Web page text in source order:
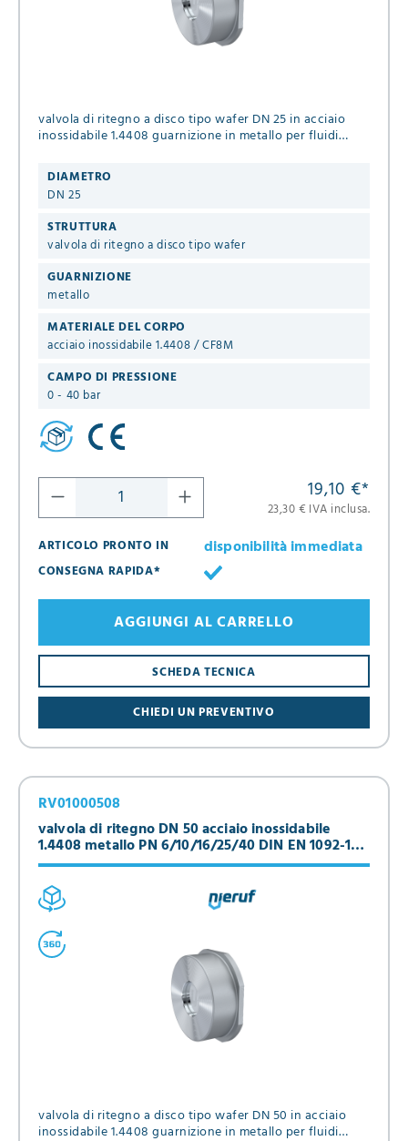
valvola di ritegno a disco tipo wafer DN 25 in acciaio
inossidabile 1.4408 guarnizione in metallo per fluidi
DIAMETRO
DN 25
STRUTTURA
valvola di ritegno a disco tipo wafer
GUARNIZIONE
metallo
MATERIALE DEL CORPO
acciaio inossidabile 1.4408 / CF8M
CAMPO DI PRESSIONE
0 - 40 bar
19,10 €*
23,30 € IVA inclusa.
ARTICOLO PRONTO IN
disponibilità immediata
CONSEGNA RAPIDA*
CHIEDI UN PREVENTIVO
SCHEDA TECNICA
AGGIUNGI AL CARRELLO
valvola di ritegno DN 50 acciaio inossidabile
1.4408 metallo PN 6/10/16/25/40 DIN EN 1092-1
Forma B
RV01000508
valvola di ritegno a disco tipo wafer DN 50 in acciaio
inossidabile 1.4408 guarnizione in metallo per fluidi